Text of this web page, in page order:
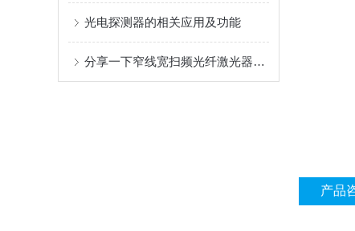
光电探测器的相关应用及功能
分享一下窄线宽扫频光纤激光器的使用方法
产品